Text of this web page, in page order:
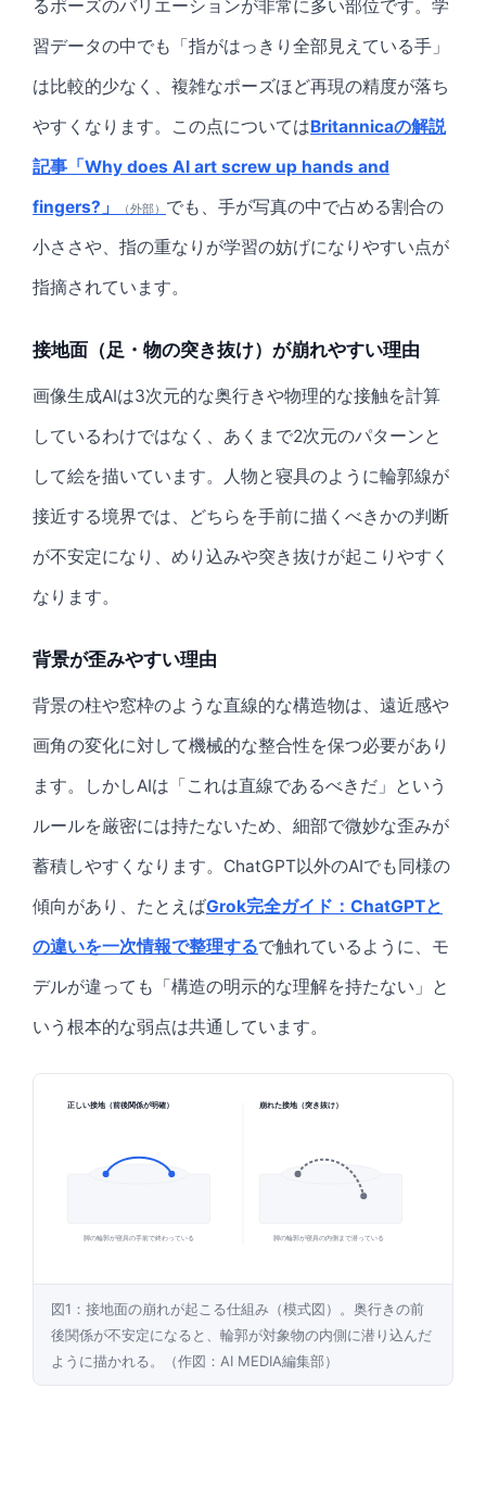
るポーズのバリエーションが非常に多い部位です。学
習データの中でも「指がはっきり全部見えている手」
は比較的少なく、複雑なポーズほど再現の精度が落ち
やすくなります。この点についてはBritannicaの解説
記事「Why does AI art screw up hands and
fingers?」
（外部） でも、手が写真の中で占める割合の
小ささや、指の重なりが学習の妨げになりやすい点が
指摘されています。
接地面（足・物の突き抜け）が崩れやすい理由
画像生成AIは3次元的な奥行きや物理的な接触を計算
しているわけではなく、あくまで2次元のパターンと
して絵を描いています。人物と寝具のように輪郭線が
接近する境界では、どちらを手前に描くべきかの判断
が不安定になり、めり込みや突き抜けが起こりやすく
なります。
背景が歪みやすい理由
背景の柱や窓枠のような直線的な構造物は、遠近感や
画角の変化に対して機械的な整合性を保つ必要があり
ます。しかしAIは「これは直線であるべきだ」という
ルールを厳密には持たないため、細部で微妙な歪みが
蓄積しやすくなります。ChatGPT以外のAIでも同様の
傾向があり、たとえばGrok完全ガイド：ChatGPTと
の違いを一次情報で整理するで触れているように、モ
デルが違っても「構造の明示的な理解を持たない」と
いう根本的な弱点は共通しています。
正しい接地（前後関係が明確）
脚の輪郭が寝具の手前で終わっている
崩れた接地（突き抜け）
脚の輪郭が寝具の内側まで潜っている
図1：接地面の崩れが起こる仕組み（模式図）。奥行きの前
後関係が不安定になると、輪郭が対象物の内側に潜り込んだ
ように描かれる。（作図：AI MEDIA編集部）